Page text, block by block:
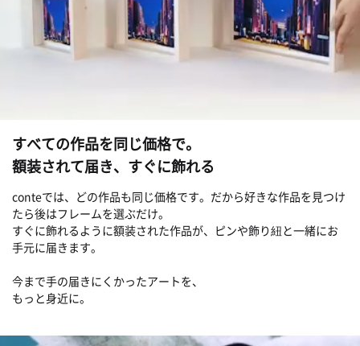
すべての作品を同じ価格で。
額装されて届き、すぐに飾れる
conteでは、どの作品も同じ価格です。だから好きな作品を見つけ
たら後はフレームを選ぶだけ。
すぐに飾れるように額装された作品が、ピンや飾り紐と一緒にお
手元に届きます。
今まで手の届きにくかったアートを、
もっと身近に。